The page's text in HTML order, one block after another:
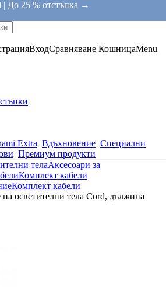
| До 25 % отстъпка →
ВходСравняване КошницаMenu
Extra Вдъхновение Специални
Премиум продукти
телаАксесоари за
Комплект кабели
Комплект кабели